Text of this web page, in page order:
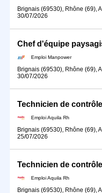
Brignais (69530), Rhône (69),
30/07/2026
Chef d'équipe
Emploi Manpower
Brignais (69530), Rhône (69),
30/07/2026
Emploi Aquila Rh
Brignais (69530), Rhône (69),
25/07/2026
Emploi Aquila Rh
Brignais (69530), Rhône (69),